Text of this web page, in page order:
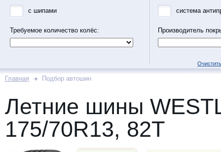
с шипами
Требуемое количество колёс:
система
Производитель
Главная Подбор автошин
Летние шины
175/70R13, 82T